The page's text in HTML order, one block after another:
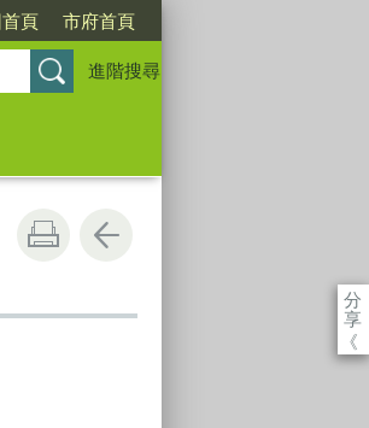
頁 市府首頁
進階搜尋
分
享
《